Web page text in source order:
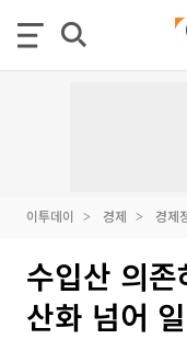
이투데이 경제 경제
수입산 의
산화 넘어